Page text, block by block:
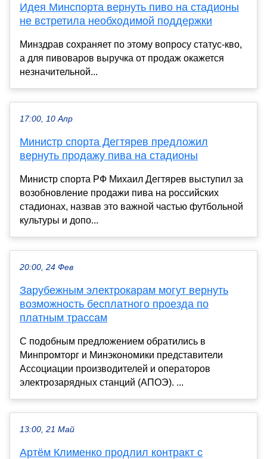
Идея Минспорта вернуть пиво на стадионы
не встретила необходимой поддержки
Минздрав сохраняет по этому вопросу статус-кво,
а для пивоваров выручка от продаж окажется
незначительной...
17:00, 10 Апр
Министр спорта Дегтярев предложил
вернуть продажу пива на стадионы
Министр спорта РФ Михаил Дегтярев выступил за
возобновление продажи пива на российских
стадионах, назвав это важной частью футбольной
культуры и допо...
20:00, 24 Фев
Зарубежным электрокарам могут вернуть
возможность бесплатного проезда по
платным трассам
С подобным предложением обратились в
Минпромторг и Минэкономики представители
Ассоциации производителей и операторов
электрозарядных станций (АПОЭ). ...
13:00, 21 Май
Артём Клименко продлил контракт с